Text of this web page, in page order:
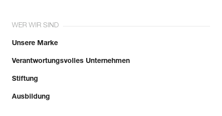
WER WIR SIND
Unsere Marke
Verantwortungsvolles Unternehmen
Stiftung
Ausbildung